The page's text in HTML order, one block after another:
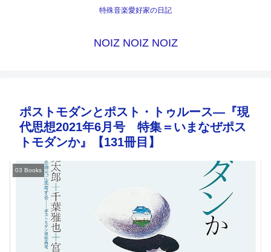
特殊音楽愛好家の日記
NOIZ NOIZ NOIZ
ポストモダンとポスト・トゥルース―『現
代思想2021年6月号 特集＝いまなぜポス
トモダンか』【131冊目】
03 Books